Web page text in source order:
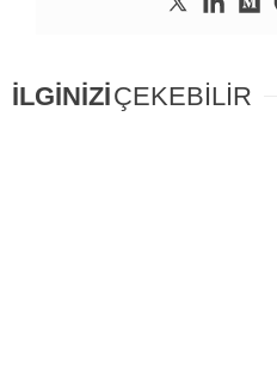
İLGİNİZİÇEKEBİLİR